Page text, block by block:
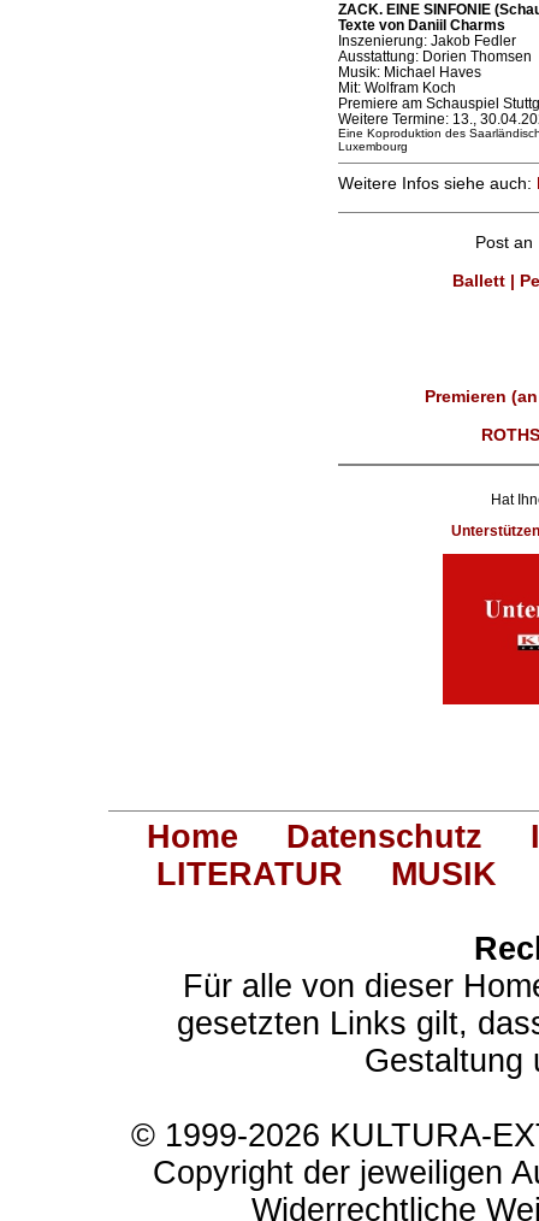
ZACK. EINE SINFONIE
Texte von Daniil Charms
Inszenierung: Jakob Fedler
Ausstattung: Dorien Thomsen
Musik: Michael Haves
Mit: Wolfram Koch
Premiere am Schauspiel
Weitere Termine: 13.,
Eine Koproduktion des
Luxembourg
Weitere Infos siehe auch:
Post an
Ballett |
Premieren
Hat
Home Datenschutz
LITERATUR
MUSIK
Für alle von dieser
gesetzten Links gilt,
Gestaltung
© 1999-2026 KULTURA-
Copyright der jeweiligen
Widerrechtliche